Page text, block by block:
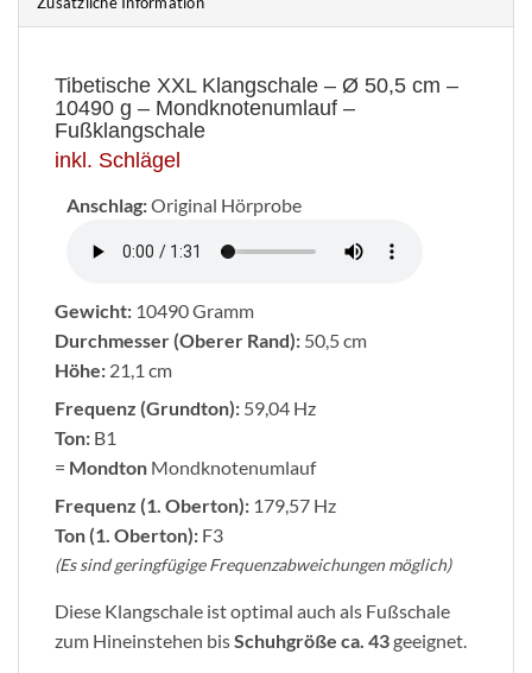
Tibetische XXL Klangschale – Ø 50,5 cm –
10490 g – Mondknotenumlauf –
Fußklangschale
inkl. Schlägel
Anschlag:Original Hörprobe
Gewicht: 10490 Gramm
Durchmesser (Oberer Rand): 50,5 cm
Höhe: 21,1 cm
Frequenz (Grundton): 59,04 Hz
Ton: B1
= Mondton Mondknotenumlauf
Frequenz (1. Oberton): 179,57 Hz
Ton (1. Oberton): F3
(Es sind geringfügige Frequenzabweichungen möglich)
Diese Klangschale ist optimal auch als Fußschale
zum Hineinstehen bisSchuhgröße ca. 43geeignet.